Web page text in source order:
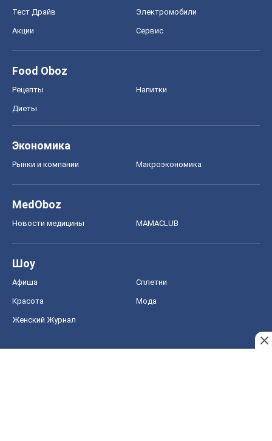
Тест Драйв Электромобили
Акции Сервис
Food Oboz
Рецепты Напитки
Диеты
Экономика
Рынки и компании Mакроэкономика
MedOboz
Новости медицины MAMACLUB
Шоу
Афиша Сплетни
Красота Мода
Женский Журнал